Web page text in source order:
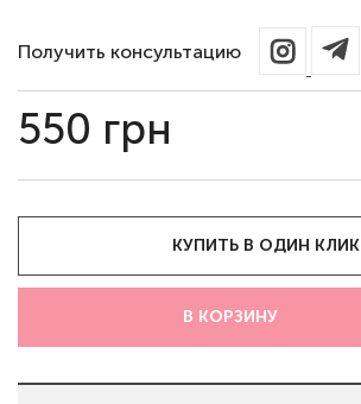
Получить консультацию
550 грн
КУПИТЬ В ОДИН КЛИК
В КОРЗИНУ